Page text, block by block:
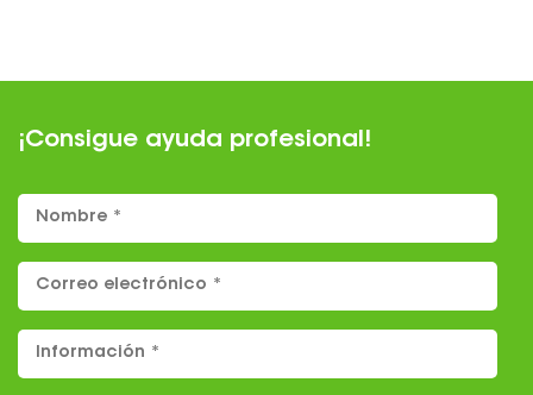
¡Consigue ayuda profesional!